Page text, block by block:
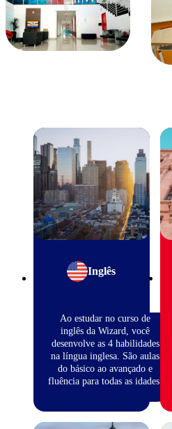
Inglês
Ao estudar no curso de
inglês da Wizard, você
desenvolve as 4 habilidades
na língua inglesa. São aulas
do básico ao avançado e
fluência para todas as idades.